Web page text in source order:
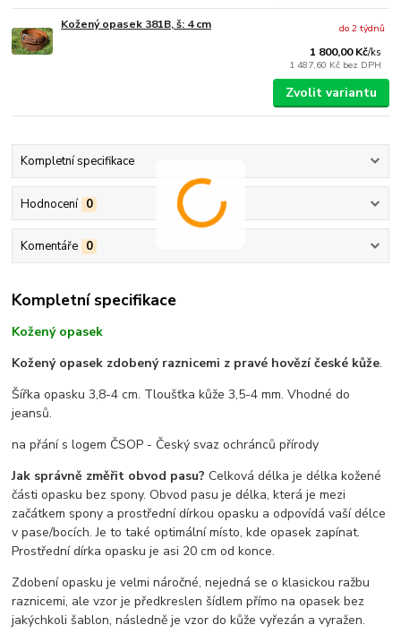
Kožený opasek 381B, š: 4 cm
1 800,00 Kč/ks
1 487,60 Kč bez DPH
do 2 týdnů
Zvolit variantu
Kompletní specifikace
Hodnocení 0
Komentáře 0
Kompletní specifikace
Kožený opasek
Kožený opasek zdobený raznicemi z pravé hovězí české kůže.
Šířka opasku 3,8-4 cm. Tloušťka kůže 3,5-4 mm. Vhodné do
jeansů.
na přání s logem ČSOP - Český svaz ochránců přírody
Jak správně změřit obvod pasu?Celková délka je délka kožené
části opasku bez spony. Obvod pasu je délka, která je mezi
začátkem spony a prostřední dírkou opasku a odpovídá vaší délce
v pase/bocích. Je to také optimální místo, kde opasek zapínat.
Prostřední dírka opasku je asi 20 cm od konce.
Zdobení opasku je velmi náročné, nejedná se o klasickou ražbu
raznicemi, ale vzor je předkreslen šídlem přímo na opasek bez
jakýchkoli šablon, následně je vzor do kůže vyřezán a vyražen.